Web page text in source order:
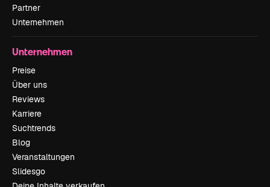
Partner
Unternehmen
Unternehmen
Preise
Über uns
Reviews
Karriere
Suchtrends
Blog
Veranstaltungen
Slidesgo